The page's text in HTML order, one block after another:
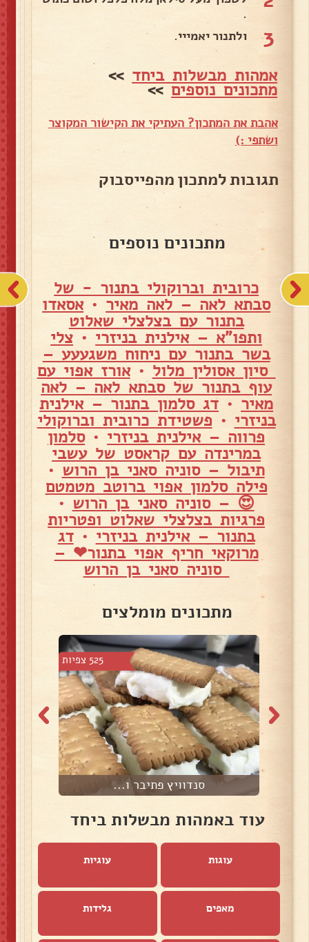
.
3 ולתנור יאמייי.
אמהות מבשלות ביחד >>
מתכונים נוספים>>
אהבת את המתכון? העתיקי את הקישור המקוצר
ושתפי :)
תגובות למתכון מהפייסבוק
מתכונים נוספים
כרובית וברוקולי בתנור - של
סבתא לאה – לאה מאיר •אסאדו
בתנור עם בצלצלי שאלוט
ותפו"א – אילנית בניזרי • צלי
בשר בתנור עם ניחוח משגעעע –
סיון אסולין מלול •אורז אפוי עם
עוף בתנור של סבתא לאה – לאה
מאיר • דג סלמון בתנור – אילנית
בניזרי • פשטידת כרובית וברוקולי
פרווה – אילנית בניזרי •סלמון
במרינדה עם קראסט של עשבי
תיבול – סוניה סאני בן הרוש •
פילה סלמון אפוי ברוטב מטמטם
😍 – סוניה סאני בן הרוש •
פרגיות בצלצלי שאלוט ופטריות
בתנור – אילנית בניזרי •דג
מרוקאי חריף אפוי בתנור❤ –
סוניה סאני בן הרוש
מתכונים מומלצים
525 צפיות
סנדוויץ פתיבר ו...
עוד באמהות מבשלות ביחד
עוגות עוגיות
מאפים גלידות